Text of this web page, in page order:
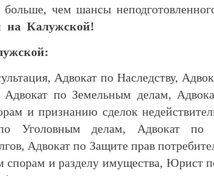
чем шансы
на Калужской!
Адвокат по Наследству,
Адвокат по Земельным делам,
и признанию сделок
Уголовным делам, Адвокат
Адвокат по Защите прав
спорам и разделу имущества, Юрист